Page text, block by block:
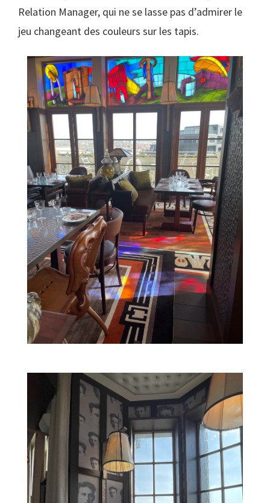
Relation Manager, qui ne se lasse pas d’admirer le
jeu changeant des couleurs sur les tapis.